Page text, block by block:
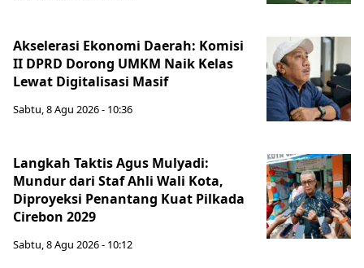
Akselerasi Ekonomi Daerah: Komisi
II DPRD Dorong UMKM Naik Kelas
Lewat Digitalisasi Masif
Sabtu, 8 Agu 2026 - 10:36
Langkah Taktis Agus Mulyadi:
Mundur dari Staf Ahli Wali Kota,
Diproyeksi Penantang Kuat Pilkada
Cirebon 2029
Sabtu, 8 Agu 2026 - 10:12